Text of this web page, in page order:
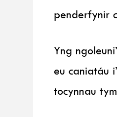
penderfynir
Yng
eu caniatáu
tocynnau